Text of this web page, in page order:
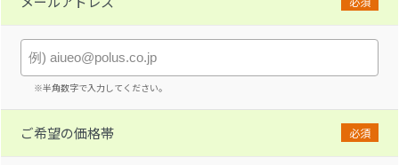
※半角数字で入力してください。
ご希望の価格帯 必須